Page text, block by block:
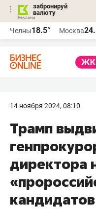
забронируй
валюту
Челны18.5° Москва
14 ноября 2024, 08:10
Трамп
директора
кандидатов